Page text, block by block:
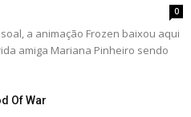
0
a animação Frozen baixou aqui
amiga Mariana Pinheiro sendo
Of War